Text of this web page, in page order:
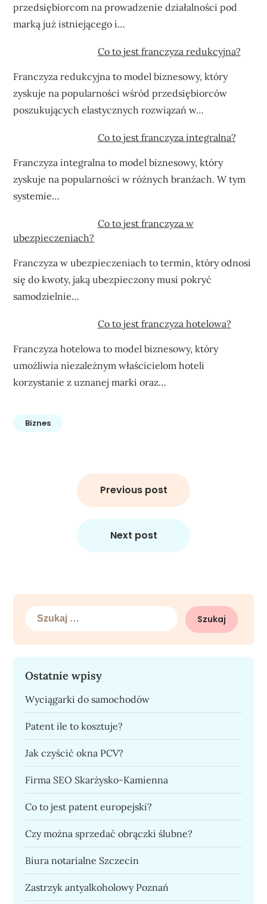
przedsiębiorcom na prowadzenie działalności pod
marką już istniejącego i…
Co to jest franczyza redukcyjna?
Franczyza redukcyjna to model biznesowy, który
zyskuje na popularności wśród przedsiębiorców
poszukujących elastycznych rozwiązań w…
Co to jest franczyza integralna?
Franczyza integralna to model biznesowy, który
zyskuje na popularności w różnych branżach. W tym
systemie…
Co to jest franczyza w
ubezpieczeniach?
Franczyza w ubezpieczeniach to termin, który odnosi
się do kwoty, jaką ubezpieczony musi pokryć
samodzielnie…
Co to jest franczyza hotelowa?
Franczyza hotelowa to model biznesowy, który
umożliwia niezależnym właścicielom hoteli
korzystanie z uznanej marki oraz…
Biznes
Previous post
Next post
Szukaj:
Ostatnie wpisy
Wyciągarki do samochodów
Patent ile to kosztuje?
Jak czyścić okna PCV?
Firma SEO Skarżysko-Kamienna
Co to jest patent europejski?
Czy można sprzedać obrączki ślubne?
Biura notarialne Szczecin
Zastrzyk antyalkoholowy Poznań